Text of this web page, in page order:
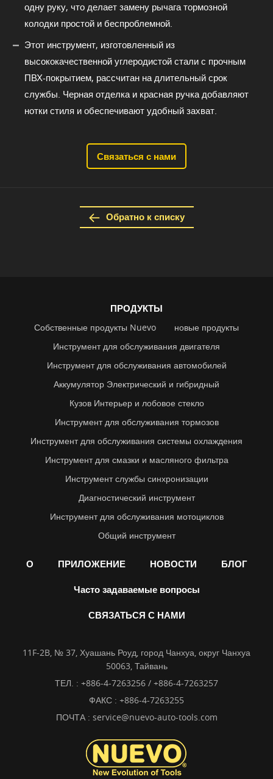
одну руку, что делает замену рычага тормозной
колодки простой и беспроблемной.
Этот инструмент, изготовленный из
высококачественной углеродистой стали с прочным
ПВХ-покрытием, рассчитан на длительный срок
службы. Черная отделка и красная ручка добавляют
нотки стиля и обеспечивают удобный захват.
Связаться с нами
Обратно к списку
ПРОДУКТЫ
Собственные продукты Nuevo
новые продукты
Инструмент для обслуживания двигателя
Инструмент для обслуживания автомобилей
Аккумулятор Электрический и гибридный
Кузов Интерьер и лобовое стекло
Инструмент для обслуживания тормозов
Инструмент для обслуживания системы охлаждения
Инструмент для смазки и масляного фильтра
Инструмент службы синхронизации
Диагностический инструмент
Инструмент для обслуживания мотоциклов
Общий инструмент
О ПРИЛОЖЕНИЕ НОВОСТИ БЛОГ
Часто задаваемые вопросы
СВЯЗАТЬСЯ С НАМИ
11F-2B, № 37, Хуашань Роуд, город Чанхуа, округ Чанхуа
50063, Тайвань
ТЕЛ. : +886-4-7263256 / +886-4-7263257
ФАКС : +886-4-7263255
ПОЧТА : service@nuevo-auto-tools.com